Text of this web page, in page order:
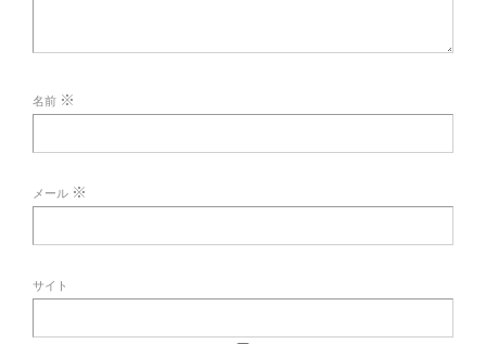
名前 ※
メール ※
サイト